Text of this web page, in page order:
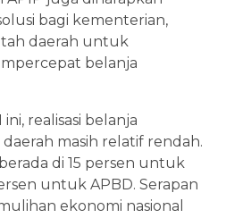
bagi kementerian,
daerah untuk
belanja
realisasi belanja
masih relatif rendah.
di 15 persen untuk
untuk APBD. Serapan
ekonomi nasional